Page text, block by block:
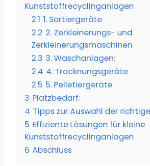
Kunststoffrecyclinganlagen
2.1 1. Sortiergeräte
2.2 2. Zerkleinerungs- und
Zerkleinerungsmaschinen
2.3 3. Waschanlagen:
2.4 4. Trocknungsgeräte
2.5 5. Pelletiergeräte
3 Platzbedarf:
4 Tipps zur Auswahl der
5 Effiziente Lösungen für kleine
Kunststoffrecyclinganlagen
6 Abschluss